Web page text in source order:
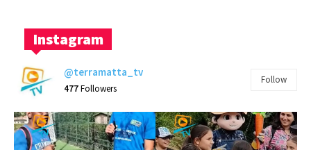
Instagram
@terramatta_tv
477Followers
Follow